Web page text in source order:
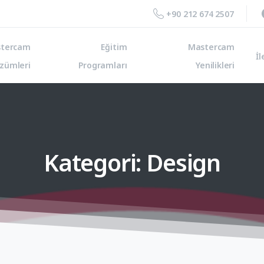
+90 212 674 2507
Eğitim
Programları
Mastercam
Yenilikleri
Kategori: Design